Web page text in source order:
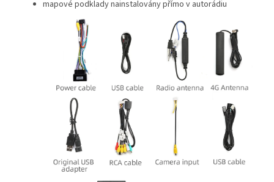
mapové podklady nainstalovány přímo v autorádiu